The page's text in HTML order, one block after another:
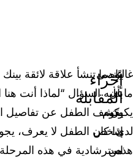
غالبًا
ما
يكون
لدى
هذه
إجراء
المقابلة
يوصى
بأن
يقوم
شخص
من
عندما تنشأ علاقة لائقة
عليه السؤال “لماذا أنت
يكشف الطفل عن تفاصيل
إذا كان الطفل لا يعرف،
استرشادية في هذه